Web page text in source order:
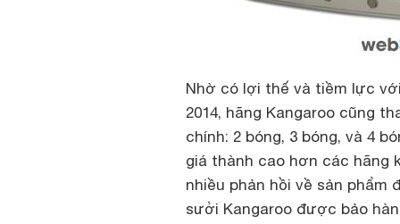
Nhờ có lợi thế và tiềm lực
2014, hãng Kangaroo cũng
chính: 2 bóng, 3 bóng, và 4
giá thành cao hơn các hãng
nhiều phản hồi về sản phẩm
sưởi Kangaroo được bảo